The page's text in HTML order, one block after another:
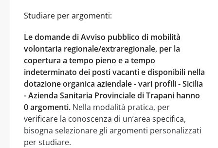
Studiare per argomenti:
Le domande di Avviso pubblico di mobilità
volontaria regionale/extraregionale, per la
copertura a tempo pieno e a tempo
indeterminato dei posti vacanti e disponibili nella
dotazione organica aziendale - vari profili - Sicilia
- Azienda Sanitaria Provinciale di Trapani hanno
0 argomenti. Nella modalità pratica, per
verificare la conoscenza di un’area specifica,
bisogna selezionare gli argomenti personalizzati
per studiare.